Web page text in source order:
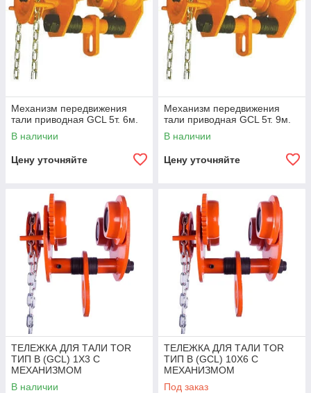
Механизм передвижения
тали приводная GCL 5т. 6м.
В наличии
Цену уточняйте
Механизм передвижения
тали приводная GCL 5т. 9м.
В наличии
Цену уточняйте
ТЕЛЕЖКА ДЛЯ ТАЛИ TOR
ТИП В (GCL) 1Х3 С
МЕХАНИЗМОМ
ПЕРЕДВИЖЕНИЯ
В наличии
ТЕЛЕЖКА ДЛЯ ТАЛИ TOR
ТИП В (GCL) 10Х6 С
МЕХАНИЗМОМ
ПЕРЕДВИЖЕНИЯ
Под заказ